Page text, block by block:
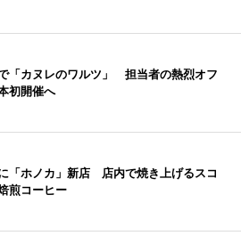
「カヌレのワルツ」 担当者の熱烈オフ
初開催へ
「ホノカ」新店 店内で焼き上げるスコ
煎コーヒー